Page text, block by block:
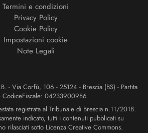
Termini e condizioni
Privacy Policy
Cookie Policy
Impostazioni cookie
Note Legali
- Via Corfù, 106 - 25124 - Brescia (BS) - Partita
CodiceFiscale: 04233900986
registrata al Tribunale di Brescia n.11/2018.
indicato, tutti i contenuti pubblicati su
rilasciati sotto Licenza Creative Commons.